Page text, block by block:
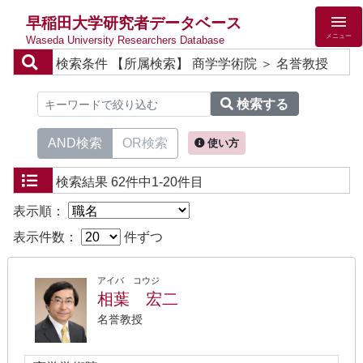
早稲田大学研究者データベース
Waseda University Researchers Database メニュー
検索条件 【所属検索】 商学学術院 ＞ 名誉教授
検索する
AND検索 OR検索 使い方
検索結果 62件中1-20件目
表示順：
表示件数：
件ずつ
アイバ コウジ
相葉 宏二
名誉教授